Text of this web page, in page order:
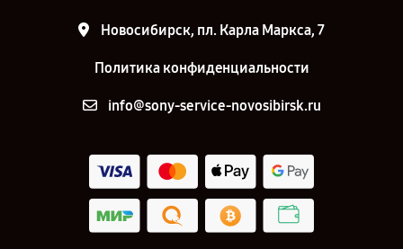
Новосибирск, пл. Карла Маркса, 7
Политика конфиденциальности
info@sony-service-novosibirsk.ru